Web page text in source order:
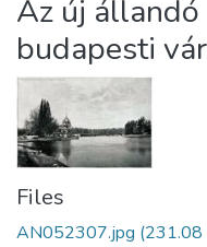
Statistics
About us
Az új
budapesti
Files
AN052307.jpg (231.08